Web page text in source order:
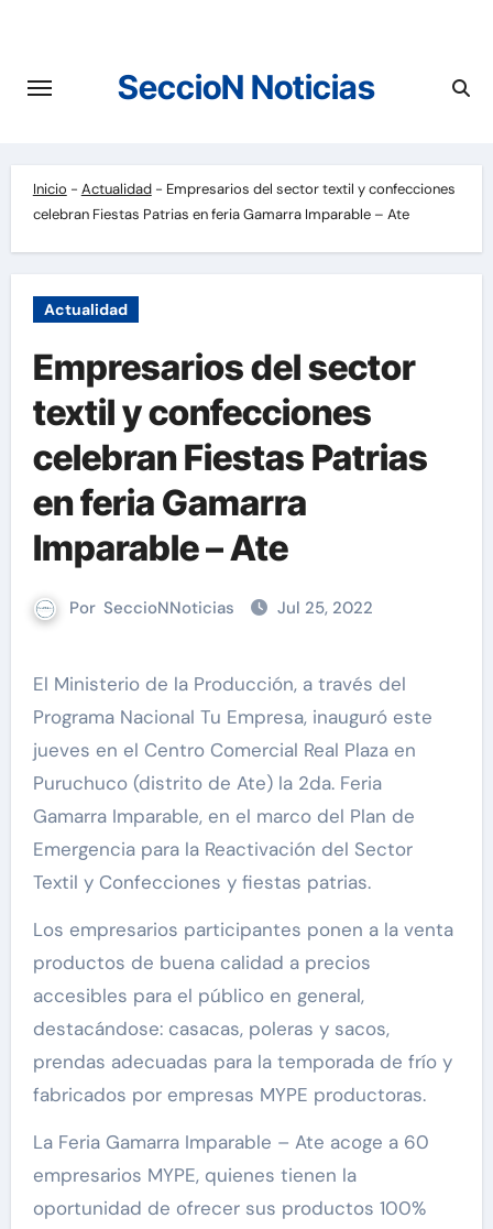
contenido
SeccioN Noticias
Inicio - Actualidad- Empresarios del sector textil y confecciones
celebran Fiestas Patrias en feria Gamarra Imparable – Ate
Actualidad
Empresarios del sector
textil y confecciones
celebran Fiestas Patrias
en feria Gamarra
Imparable – Ate
Por SeccioNNoticias Jul 25, 2022
El Ministerio de la Producción, a través del
Programa Nacional Tu Empresa, inauguró este
jueves en el Centro Comercial Real Plaza en
Puruchuco (distrito de Ate) la 2da. Feria
Gamarra Imparable, en el marco del Plan de
Emergencia para la Reactivación del Sector
Textil y Confecciones y fiestas patrias.
Los empresarios participantes ponen a la venta
productos de buena calidad a precios
accesibles para el público en general,
destacándose: casacas, poleras y sacos,
prendas adecuadas para la temporada de frío y
fabricados por empresas MYPE productoras.
La Feria Gamarra Imparable – Ate acoge a 60
empresarios MYPE, quienes tienen la
oportunidad de ofrecer sus productos 100%